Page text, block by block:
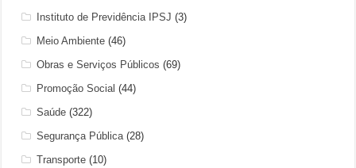
Instituto de Previdência IPSJ (3)
Meio Ambiente (46)
Obras e Serviços Públicos (69)
Promoção Social (44)
Saúde (322)
Segurança Pública (28)
Transporte (10)